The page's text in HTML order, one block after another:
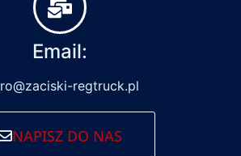
Email:
regtruck.pl
NAPISZ DO NAS